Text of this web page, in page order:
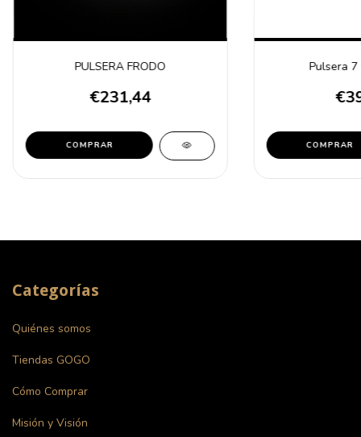
PULSERA FRODO
€231,44
COMPRAR
Pulsera 7
COMPRAR
Categorías
Quiénes somos
Tiendas GOGO
Cómo Comprar
Misión y Visión